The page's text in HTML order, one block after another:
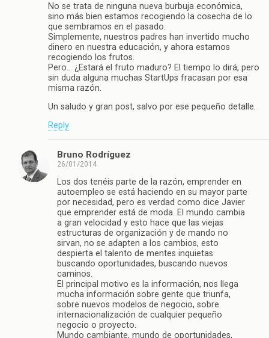
No se trata de ninguna nueva burbuja económica,
sino más bien estamos recogiendo la cosecha de lo
que sembramos en el pasado.
Simplemente, nuestros padres han invertido mucho
dinero en nuestra educación, y ahora estamos
recogiendo los frutos.
Pero… ¿Estará el fruto maduro? El tiempo lo dirá, pero
sin duda alguna muchas StartUps fracasan por esa
misma razón.
Un saludo y gran post, salvo por ese pequeño detalle.
Reply
Bruno Rodríguez
26/01/2014
Los dos tenéis parte de la razón, emprender en
autoempleo se está haciendo en su mayor parte
por necesidad, pero es verdad como dice Javier
que emprender está de moda. El mundo cambia
a gran velocidad y esto hace que las viejas
estructuras de organización y de mando no
sirvan, no se adapten a los cambios, esto
despierta el talento de mentes inquietas
buscando oportunidades, buscando nuevos
caminos.
El principal motivo es la información, nos llega
mucha información sobre gente que triunfa,
sobre nuevos modelos de negocio, sobre
internacionalización de cualquier pequeño
negocio o proyecto.
Mundo cambiante, mundo de oportunidades,